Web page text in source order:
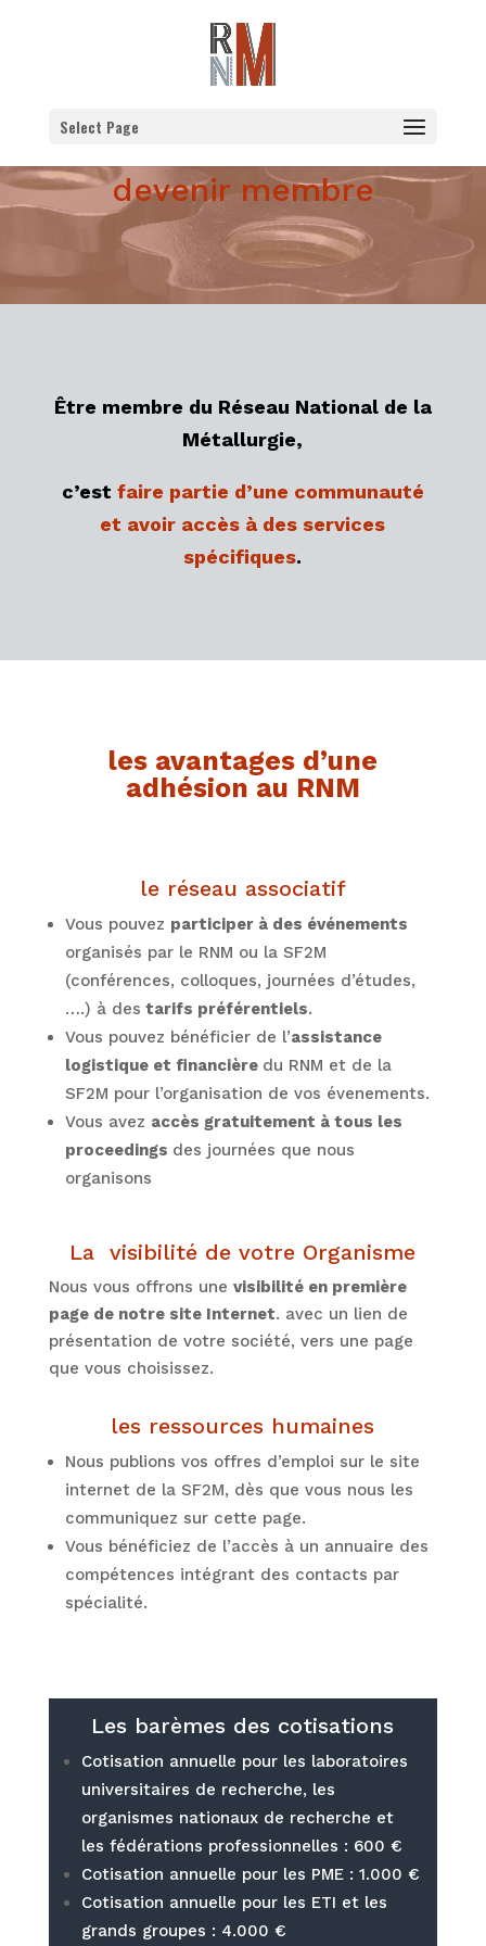
Select Page
devenir membre
Être membre du Réseau National de la
Métallurgie,
c’est faire partie d’une communauté
et avoir accès à des services
spécifiques.
les avantages d’une
adhésion au RNM
le réseau associatif
Vous pouvez participer à des événements
organisés par le RNM ou la SF2M
(conférences, colloques, journées d’études,
….) à des tarifs préférentiels.
Vous pouvez bénéficier de l’assistance
logistique et financière du RNM et de la
SF2M pour l’organisation de vos évenements.
Vous avez accès gratuitement à tous les
proceedings des journées que nous
organisons
La visibilité de votre Organisme
Nous vous offrons une visibilité en première
page de notre site Internet. avec un lien de
présentation de votre société, vers une page
que vous choisissez.
les ressources humaines
Nous publions vos offres d’emploi sur le site
internet de la SF2M, dès que vous nous les
communiquez sur cette page.
Vous bénéficiez de l’accès à un annuaire des
compétences intégrant des contacts par
spécialité.
Les barèmes des cotisations
Cotisation annuelle pour les laboratoires
universitaires de recherche, les
organismes nationaux de recherche et
les fédérations professionnelles : 600 €
Cotisation annuelle pour les PME : 1.000 €
Cotisation annuelle pour les ETI et les
grands groupes : 4.000 €